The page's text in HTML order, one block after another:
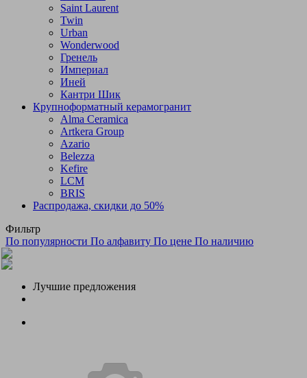
Saint Laurent
Twin
Urban
Wonderwood
Гренель
Империал
Иней
Кантри Шик
Крупноформатный керамогранит
Alma Ceramica
Artkera Group
Azario
Belezza
Kefire
LCM
BRIS
Распродажа, скидки до 50%
Фильтр
По популярности По алфавиту По цене По наличию
Лучшие предложения